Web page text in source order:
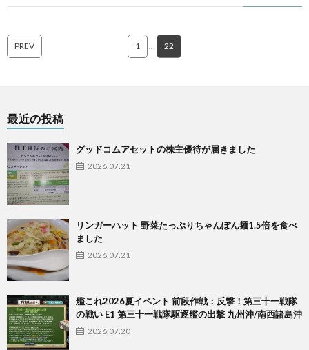
PREV 1 … 22
最近の投稿
グッドコムアセットの株主優待が届きました
2026.07.21
リンガーハット 野菜たっぷりちゃんぽん麺1.5倍を食べ
ました
2026.07.21
艦これ2026夏イベント 前段作戦：反撃！第三十一戦隊
の戦い E1 第三十一戦隊駆逐艦の出撃 九州沖/南西諸島沖
2026.07.20